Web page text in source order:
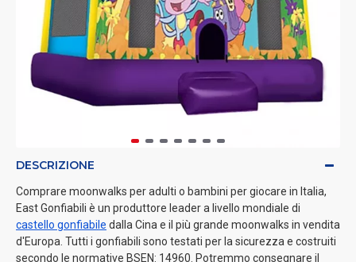
DESCRIZIONE
Comprare moonwalks per adulti o bambini per giocare in Italia,
East Gonfiabili è un produttore leader a livello mondiale di
castello gonfiabile dalla Cina e il più grande moonwalks in vendita
d'Europa. Tutti i gonfiabili sono testati per la sicurezza e costruiti
secondo le normative BSEN: 14960. Potremmo consegnare il